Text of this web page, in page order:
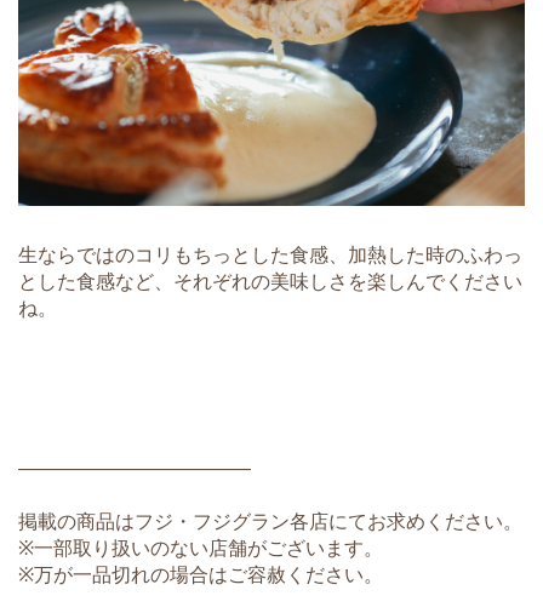
生ならではのコリもちっとした食感、加熱した時のふわっ
とした食感など、それぞれの美味しさを楽しんでください
ね。
――――――――――――
掲載の商品はフジ・フジグラン各店にてお求めください。
※一部取り扱いのない店舗がございます。
※万が一品切れの場合はご容赦ください。